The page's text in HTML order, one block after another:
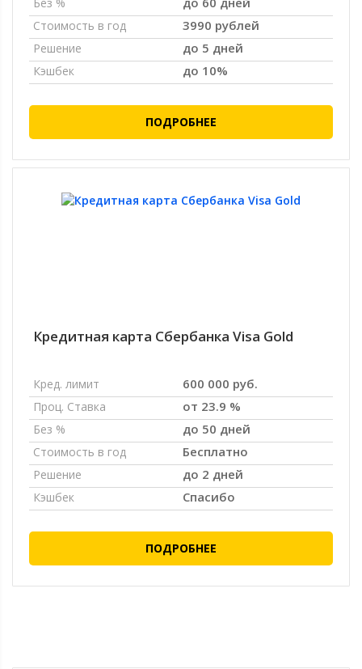
Без %
Стоимость в год 3990 рублей
Решение до 5 дней
Кэшбек до 10%
ПОДРОБНЕЕ
Кредитная карта Сбербанка Visa Gold
Кред. лимит 600 000 руб.
Проц. Ставка от 23.9 %
Без % до 50 дней
Стоимость в год Бесплатно
Решение до 2 дней
Кэшбек Спасибо
ПОДРОБНЕЕ